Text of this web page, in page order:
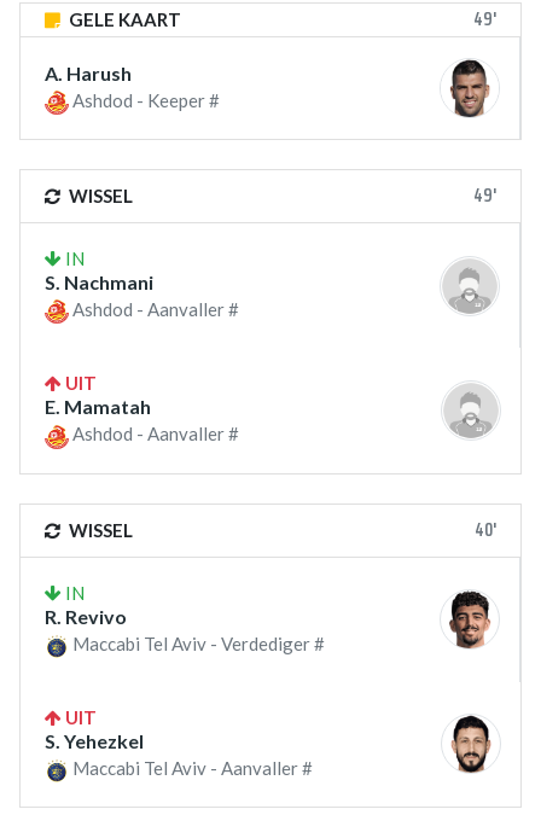
GELE KAART 49'
A. Harush
Ashdod - Keeper #
WISSEL 49'
IN
S. Nachmani
Ashdod - Aanvaller #
UIT
E. Mamatah
Ashdod - Aanvaller #
WISSEL 40'
IN
R. Revivo
Maccabi Tel Aviv - Verdediger #
UIT
S. Yehezkel
Maccabi Tel Aviv - Aanvaller #